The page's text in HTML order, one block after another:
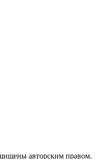
авторским правом.